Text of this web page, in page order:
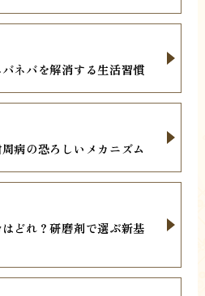
ネバを解消する生活習慣
病の恐ろしいメカニズム
どれ？研磨剤で選ぶ新基